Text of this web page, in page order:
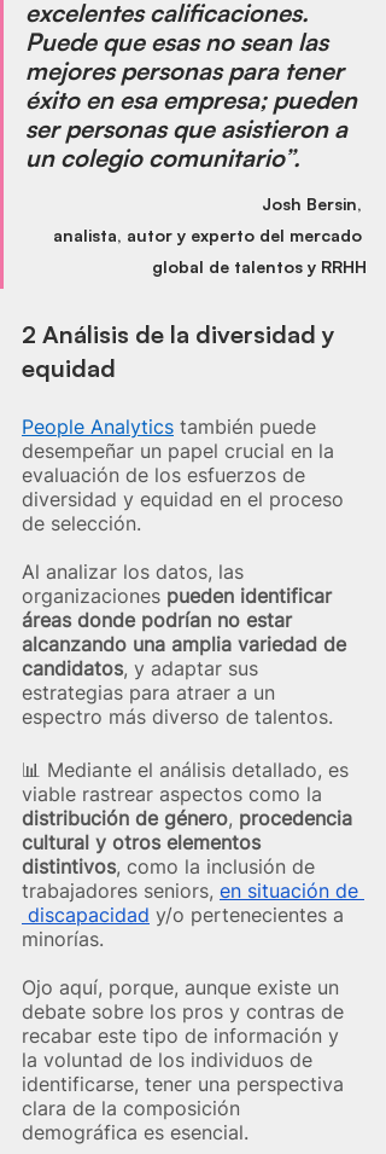
excelentes calificaciones.
Puede que esas no sean las
mejores personas para tener
éxito en esa empresa; pueden
ser personas que asistieron a
un colegio comunitario”.
Josh Bersin,
analista, autor y experto del mercado
global de talentos y RRHH
2 Análisis de la diversidad y
equidad
People Analytics también puede
desempeñar un papel crucial en la
evaluación de los esfuerzos de
diversidad y equidad en el proceso
de selección.
Al analizar los datos, las
organizaciones pueden identificar
áreas donde podrían no estar
alcanzando una amplia variedad de
candidatos, y adaptar sus
estrategias para atraer a un
espectro más diverso de talentos.
📊 Mediante el análisis detallado, es
viable rastrear aspectos como la
distribución de género, procedencia
cultural y otros elementos
distintivos, como la inclusión de
trabajadores seniors, en situación de
discapacidad y/o pertenecientes a
minorías.
Ojo aquí, porque, aunque existe un
debate sobre los pros y contras de
recabar este tipo de información y
la voluntad de los individuos de
identificarse, tener una perspectiva
clara de la composición
demográfica es esencial.